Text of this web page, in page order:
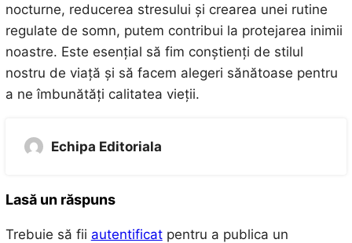
nocturne, reducerea stresului și crearea unei rutine
regulate de somn, putem contribui la protejarea inimii
noastre. Este esențial să fim conștienți de stilul
nostru de viață și să facem alegeri sănătoase pentru
a ne îmbunătăți calitatea vieții.
Echipa Editoriala
Lasă un răspuns
Trebuie să fii autentificatpentru a publica un